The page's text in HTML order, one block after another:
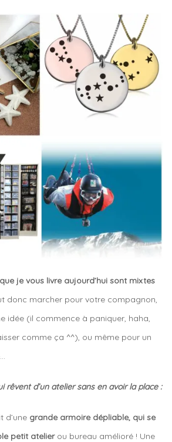
je vous livre aujourd’hui sont mixtes
donc marcher pour votre compagnon,
idée (il commence à paniquer, haha,
comme ça ^^), ou même pour un
rêvent d’un atelier sans en avoir la place :
d’une grande armoire dépliable, qui se
petit atelierou bureau amélioré ! Une